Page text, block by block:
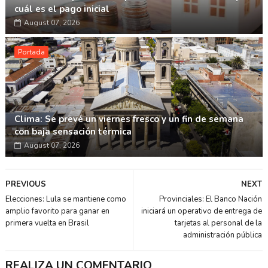
cuál es el pago inicial
August 07, 2026
Portada
Clima: Se prevé un viernes fresco y un fin de semana
con baja sensación térmica
August 07, 2026
NEXT
Provinciales: El Banco Nación
iniciará un operativo de entrega de
tarjetas al personal de la
administración pública
PREVIOUS
Elecciones: Lula se mantiene como
amplio favorito para ganar en
primera vuelta en Brasil